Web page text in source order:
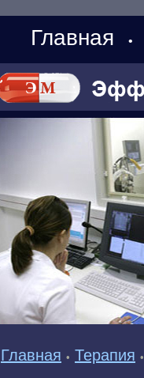
Главная •
Главная • Терапия •